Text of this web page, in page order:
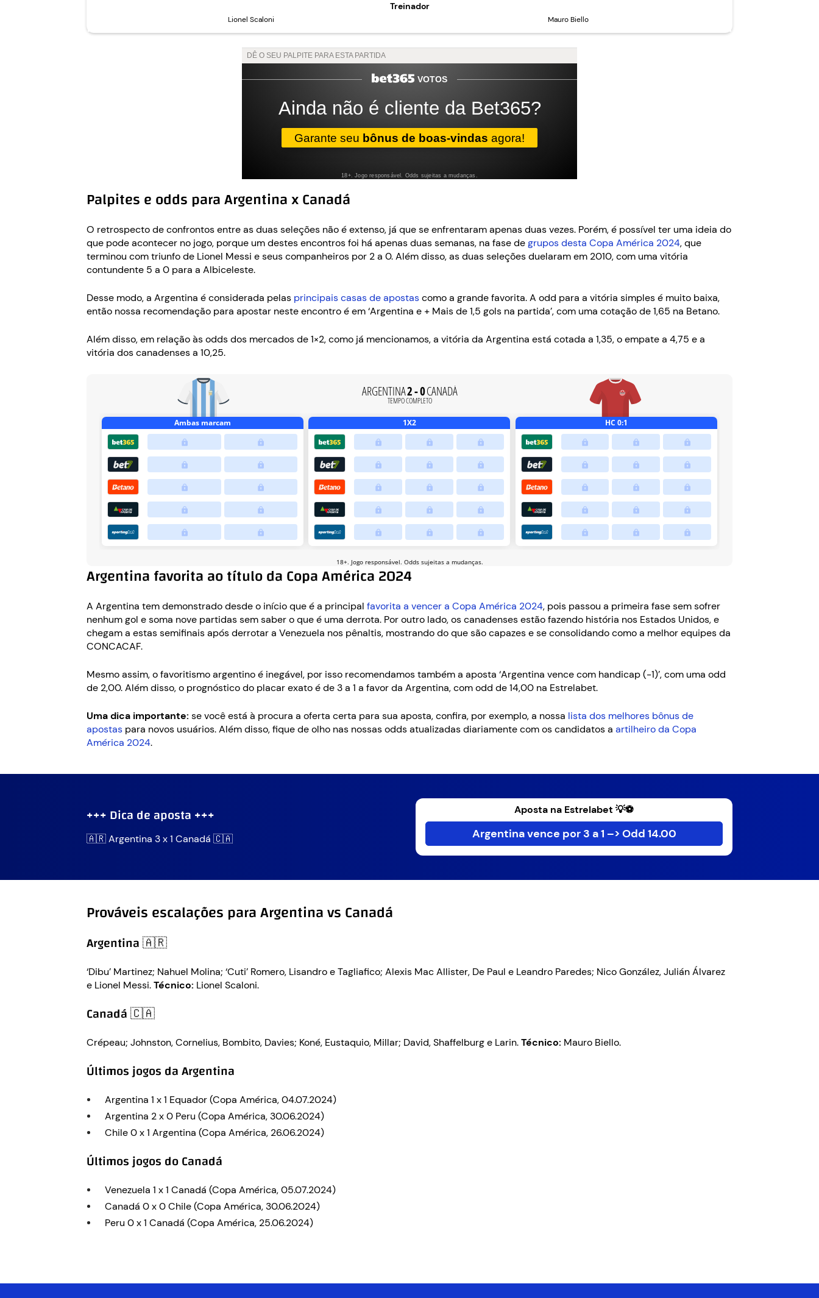
Treinador
Lionel Scaloni Mauro Biello
Palpites e odds para Argentina x Canadá
O retrospecto de confrontos entre as duas seleções não é extenso, já que se enfrentaram apenas duas vezes. Porém, é possível ter uma ideia do
que pode acontecer no jogo, porque um destes encontros foi há apenas duas semanas, na fase degrupos desta Copa América 2024, que
terminou com triunfo de Lionel Messi e seus companheiros por 2 a 0. Além disso, as duas seleções duelaram em 2010, com uma vitória
contundente 5 a 0 para a Albiceleste.
Desse modo, a Argentina é considerada pelas principais casas de apostascomo a grande favorita. A odd para a vitória simples é muito baixa,
então nossa recomendação para apostar neste encontro é em ‘Argentina e + Mais de 1,5 gols na partida’, com uma cotação de 1,65 na Betano.
Além disso, em relação às odds dos mercados de 1×2, como já mencionamos, a vitória da Argentina está cotada a 1,35, o empate a 4,75 e a
vitória dos canadenses a 10,25.
Argentina favorita ao título da Copa América 2024
A Argentina tem demonstrado desde o início que é a principal favorita a vencer a Copa América 2024, pois passou a primeira fase sem sofrer
nenhum gol e soma nove partidas sem saber o que é uma derrota. Por outro lado, os canadenses estão fazendo história nos Estados Unidos, e
chegam a estas semifinais após derrotar a Venezuela nos pênaltis, mostrando do que são capazes e se consolidando como a melhor equipes da
CONCACAF.
Mesmo assim, o favoritismo argentino é inegável, por isso recomendamos também a aposta ‘Argentina vence com handicap (-1)’, com uma odd
de 2,00. Além disso, o prognóstico do placar exato é de 3 a 1 a favor da Argentina, com odd de 14,00 na Estrelabet.
Uma dica importante: se você está à procura a oferta certa para sua aposta, confira, por exemplo, a nossa lista dos melhores bônus de
apostas para novos usuários. Além disso, fique de olho nas nossas odds atualizadas diariamente com os candidatos a artilheiro da Copa
América 2024.
+++ Dica de aposta +++
🇦🇷 Argentina 3 x 1 Canadá 🇨🇦
Aposta na Estrelabet 💡⚽
Argentina vence por 3 a 1 –> Odd 14.00
Prováveis escalações para Argentina vs Canadá
Argentina 🇦🇷
‘Dibu’ Martinez; Nahuel Molina; ‘Cuti’ Romero, Lisandro e Tagliafico; Alexis Mac Allister, De Paul e Leandro Paredes; Nico González, Julián Álvarez
e Lionel Messi.Técnico: Lionel Scaloni.
Canadá 🇨🇦
Crépeau; Johnston, Cornelius, Bombito, Davies; Koné, Eustaquio, Millar; David, Shaffelburg e Larin.Técnico: Mauro Biello.
Últimos jogos da Argentina
Argentina 1 x 1 Equador (Copa América, 04.07.2024)
Argentina 2 x 0 Peru (Copa América, 30.06.2024)
Chile 0 x 1 Argentina (Copa América, 26.06.2024)
Últimos jogos do Canadá
Venezuela 1 x 1 Canadá (Copa América, 05.07.2024)
Canadá 0 x 0 Chile (Copa América, 30.06.2024)
Peru 0 x 1 Canadá (Copa América, 25.06.2024)